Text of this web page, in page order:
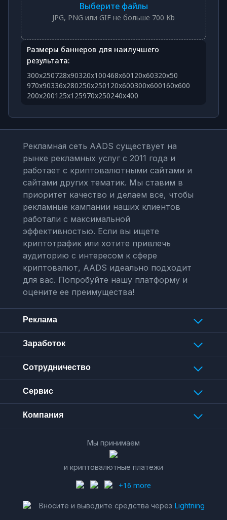
Выберите файлы
JPG, PNG или GIF не больше 700 Kb
Размеры баннеров для наилучшего
результата:
300x250728x90320x100468x60120x60320x50
970x90336x280250x250120x600300x600160x600
200x200125x125970x250240x400
Рекламная сеть AADS существует на
рынке рекламных услуг с 2011 года и
работает с криптовалютными сайтами и
сайтами других тематик. Мы ставим в
приоритет качество и делаем все, чтобы
рекламные кампании наших клиентов
работали с максимальной
эффективностью. Если вы ищете
криптотрафик или хотите привлечь
аудиторию с интересом к сфере
криптовалют, AADS идеально подходит
для вас. Попробуйте нашу платформу и
оцените ее преимущества!
Реклама
Заработок
Сотрудничество
Сервис
Компания
Мы принимаем
и криптовалютные платежи
+16 more
Вносите и выводите средства через Lightning